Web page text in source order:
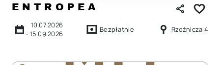
E N T R O P E A
10.07.2026
- 15.09.2026 Bezpłatnie Rzeźnicza 4